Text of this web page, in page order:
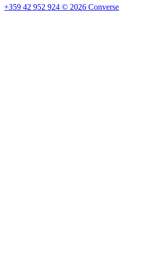
+359 42 952 924 © 2026 Converse